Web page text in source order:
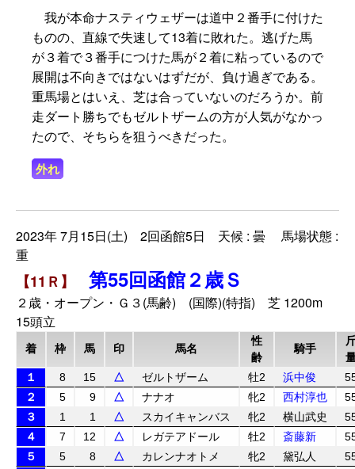
我が本命ナスティウェザーは道中２番手に付けた
ものの、直線で失速して13着に敗れた。逃げた馬
が３着で３番手につけた馬が２着に粘っているので
展開は不向きではないはずだが、負け過ぎである。
重馬場とはいえ、芝は合っていないのだろうか。前
走ダート勝ちでもゼルトザームの方が人気がなかっ
たので、そちらを狙うべきだった。
外れ
2023年 7月15日(土) 2回函館5日 天候 : 曇 馬場状態 :
重
【11Ｒ】 第55回函館２歳Ｓ
２歳・オープン・Ｇ３(馬齢) (国際)(特指) 芝 1200m
15頭立
着 枠 馬 印 馬名
性
齢
騎手
１
8 15 △ ゼルトザーム 牡2 浜中俊
２
5 9 △ ナナオ 牝2 西村淳也
３
1 1 △ スカイキャンバス 牝2 横山武史
４
7 12 △ レガテアドール 牡2 斎藤新
５
5 8 △ カレンナオトメ 牝2 黛弘人